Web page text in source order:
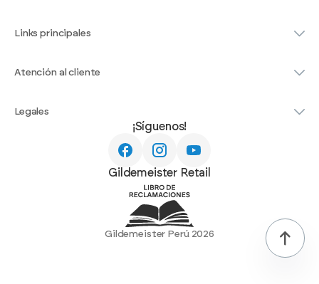
Links principales
Atención al cliente
Legales
¡Síguenos!
Gildemeister Retail
Gildemeister Perú 2026